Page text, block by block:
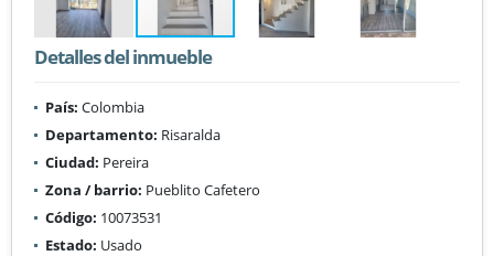
Detalles del inmueble
País: Colombia
Departamento: Risaralda
Ciudad: Pereira
Zona / barrio: Pueblito Cafetero
Código: 10073531
Estado: Usado